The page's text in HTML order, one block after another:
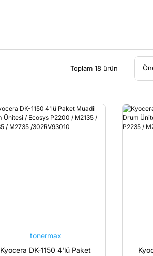
Toplam 18 ürün
tonermax
Kyocera DK-1150 4'lü Paket